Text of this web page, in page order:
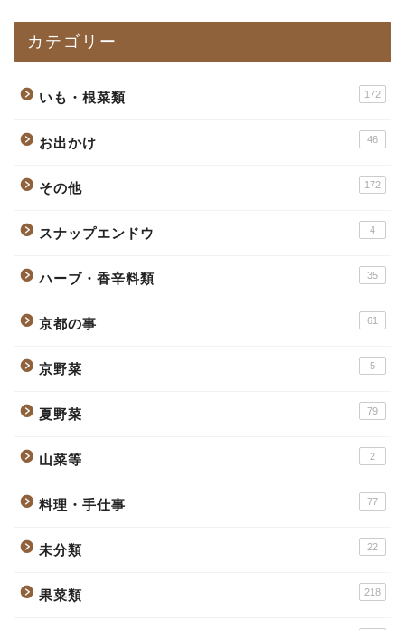
カテゴリー
いも・根菜類 172
お出かけ 46
その他 172
スナップエンドウ 4
ハーブ・香辛料類 35
京都の事 61
京野菜 5
夏野菜 79
山菜等 2
料理・手仕事 77
未分類 22
果菜類 218